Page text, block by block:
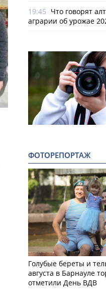
19:45 Что говорят
аграрии об урожае
ФОТОРЕПОРТАЖ
Голубые береты и
августа в Барнауле
отметили День ВДВ